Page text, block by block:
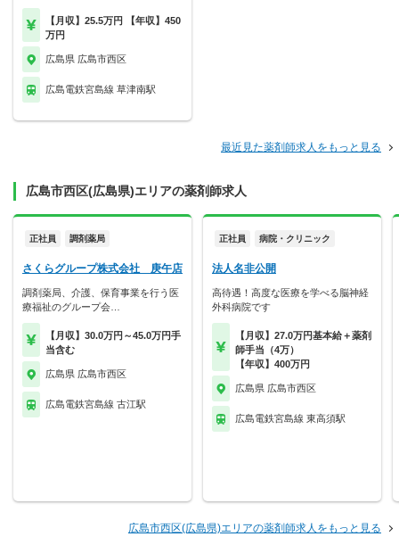
【月収】25.5万円 【年収】450
万円
広島県 広島市西区
広島電鉄宮島線 草津南駅
最近見た薬剤師求人をもっと見る
広島市西区(広島県)エリアの薬剤師求人
正社員 調剤薬局
さくらグループ株式会社 庚午店
調剤薬局、介護、保育事業を行う医
療福祉のグループ会…
【月収】30.0万円～45.0万円手
当含む
広島県 広島市西区
広島電鉄宮島線 古江駅
正社員 病院・クリニック
法人名非公開
高待遇！高度な医療を学べる脳神経
外科病院です
【月収】27.0万円基本給＋薬剤
師手当（4万）
【年収】400万円
広島県 広島市西区
広島電鉄宮島線 東高須駅
広島市西区(広島県)エリアの薬剤師求人をもっと見る